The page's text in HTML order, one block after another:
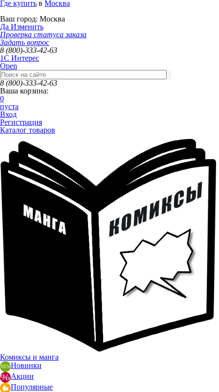
Где купить в Москва
Ваш город: Москва
Да Изменить
Проверка статуса заказа
Задать вопрос
8 (800)-333-42-63
1C Интерес
Open
8 (800)-333-42-63
Ваша корзина:
0
пуста
Вход
Регистрация
Каталог товаров
Комиксы и манга
Новинки
Акции
Популярные